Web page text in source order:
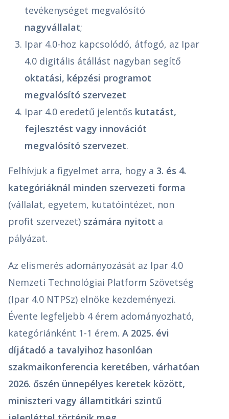
tevékenységet megvalósító
nagyvállalat;
Ipar 4.0-hoz kapcsolódó, átfogó, az Ipar
4.0 digitális átállást nagyban segítő
oktatási, képzési programot
megvalósító szervezet
Ipar 4.0 eredetű jelentős kutatást,
fejlesztést vagy innovációt
megvalósító szervezet.
Felhívjuk a figyelmet arra, hogy a 3. és 4.
kategóriáknál minden szervezeti forma
(vállalat, egyetem, kutatóintézet, non
profit szervezet) számára nyitott a
pályázat.
Az elismerés adományozását az Ipar 4.0
Nemzeti Technológiai Platform Szövetség
(Ipar 4.0 NTPSz) elnöke kezdeményezi.
Évente legfeljebb 4 érem adományozható,
kategóriánként 1-1 érem. A 2025. évi
díjátadó a tavalyihoz hasonlóan
szakmaikonferencia keretében, várhatóan
2026. őszén ünnepélyes keretek között,
miniszteri vagy államtitkári szintű